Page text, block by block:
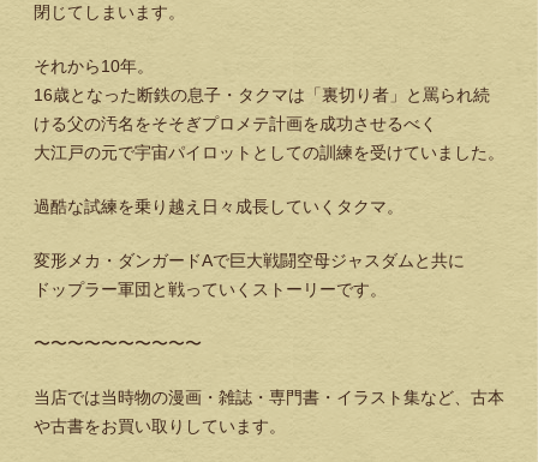
閉じてしまいます。
それから10年。
16歳となった断鉄の息子・タクマは「裏切り者」と罵られ続
ける父の汚名をそそぎプロメテ計画を成功させるべく
大江戸の元で宇宙パイロットとしての訓練を受けていました。
過酷な試練を乗り越え日々成長していくタクマ。
変形メカ・ダンガードAで巨大戦闘空母ジャスダムと共に
ドップラー軍団と戦っていくストーリーです。
〜〜〜〜〜〜〜〜〜〜
当店では当時物の漫画・雑誌・専門書・イラスト集など、古本
や古書をお買い取りしています。